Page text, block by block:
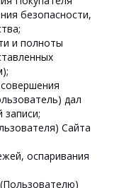
безопасности,
и полноты
дал
записи;
Сайта
оспаривания